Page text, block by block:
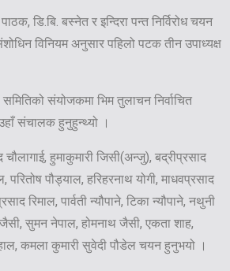
डि.बि. बस्नेत र इन्दिरा पन्त निर्विरोध चयन
विनियम अनुसार पहिलो पटक तीन उपाध्यक्ष
संयोजकमा भिम तुलाचन निर्वाचित
संचालक हुनुहुन्थ्यो ।
हुमाकुमारी जिसी(अन्जु), बद्रीप्रसाद
पौड्याल, हरिहरनाथ योगी, माधवप्रसाद
रिमाल, पार्वती न्यौपाने, टिका न्यौपाने, नथुनी
सुमन नेपाल, होमनाथ जैसी, एकता शाह,
कमला कुमारी सुवेदी पौडेल चयन हुनुभयो ।